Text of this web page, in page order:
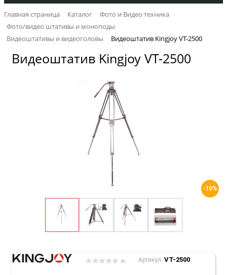
Главная страница Каталог
Фото и Видео техника
Фото/видео штативы и моноподы
Видеоштативы и видеоголовы
Видеоштатив Kingjoy VT-2500
Видеоштатив Kingjoy VT-2500
-10%
(0) Артикул: VT-2500